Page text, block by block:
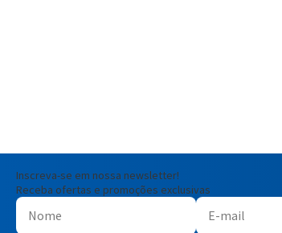
Inscreva-se em nossa newsletter!
Receba ofertas e promoções exclusivas